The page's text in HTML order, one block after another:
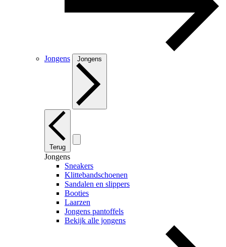
Jongens Jongens
Terug
Jongens
Sneakers
Klittebandschoenen
Sandalen en slippers
Booties
Laarzen
Jongens pantoffels
Bekijk alle jongens